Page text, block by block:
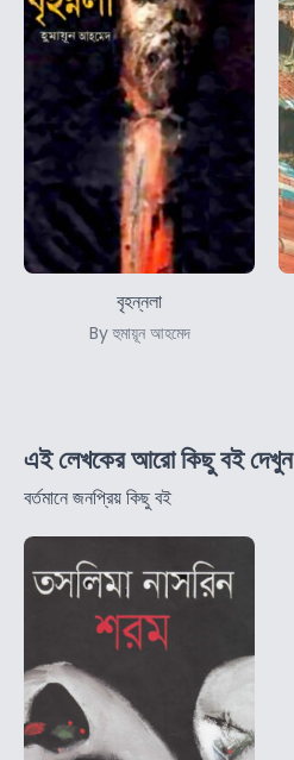
বৃহন্নলা
By হুমায়ূন আহমেদ
এই লেখকের আরো কিছু বই দেখুন
বর্তমানে জনপ্রিয় কিছু বই